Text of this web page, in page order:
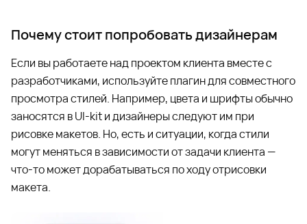
Почему стоит попробовать дизайнерам
Если вы работаете над проектом клиента вместе с
разработчиками, используйте плагин для совместного
просмотра стилей. Например, цвета и шрифты обычно
заносятся в UI-kit и дизайнеры следуют им при
рисовке макетов. Но, есть и ситуации, когда стили
могут меняться в зависимости от задачи клиента —
что-то может дорабатываться по ходу отрисовки
макета.